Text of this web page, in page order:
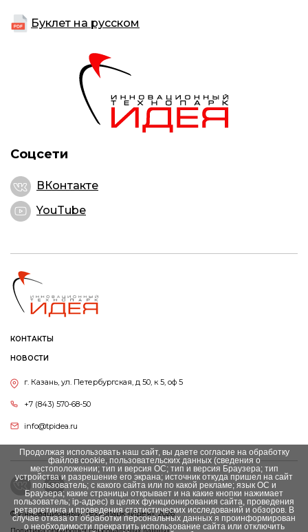
Буклет на русском
Соцсети
ВКонтакте
YouTube
КОНТАКТЫ
НОВОСТИ
г. Казань, ул. Петербургская, д 50, к 5, оф 5
+7 (843) 570-68-50
info@tpidea.ru
© Инновационный Tехнопарк «Идея», 2026
Политика обработки персональных данных
Продолжая использовать наш сайт, вы даете согласие на обработку
файлов cookie, пользовательских данных (сведения о
местоположении; тип и версия ОС; тип и версия Браузера; тип
устройства и разрешение его экрана; источник откуда пришел на сайт
пользователь; с какого сайта или по какой рекламе; язык ОС и
Браузера; какие страницы открывает и на какие кнопки нажимает
пользователь; ip-адрес) в целях функционирования сайта, проведения
ретаргетинга и проведения статистических исследований и обзоров. В
случае отказа от обработки персональных данных я проинформирован
о необходимости прекратить использование сайта или отключить